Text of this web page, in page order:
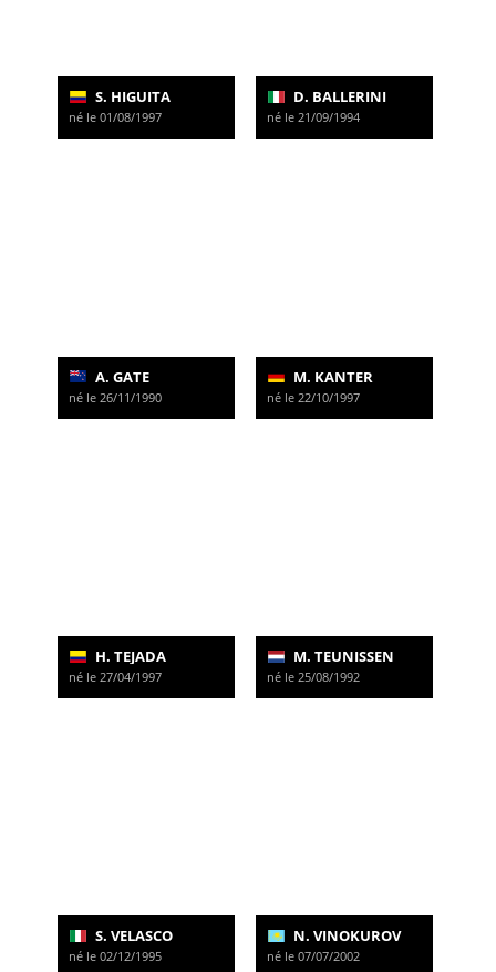
S. HIGUITA
né le 01/08/1997
D. BALLERINI
né le 21/09/1994
A. GATE
né le 26/11/1990
M. KANTER
né le 22/10/1997
H. TEJADA
né le 27/04/1997
M. TEUNISSEN
né le 25/08/1992
S. VELASCO
né le 02/12/1995
N. VINOKUROV
né le 07/07/2002